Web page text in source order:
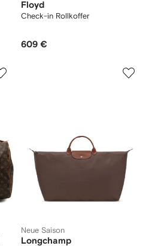
Floyd
Check-in Rollkoffer
609 €
Neue Saison
Longchamp